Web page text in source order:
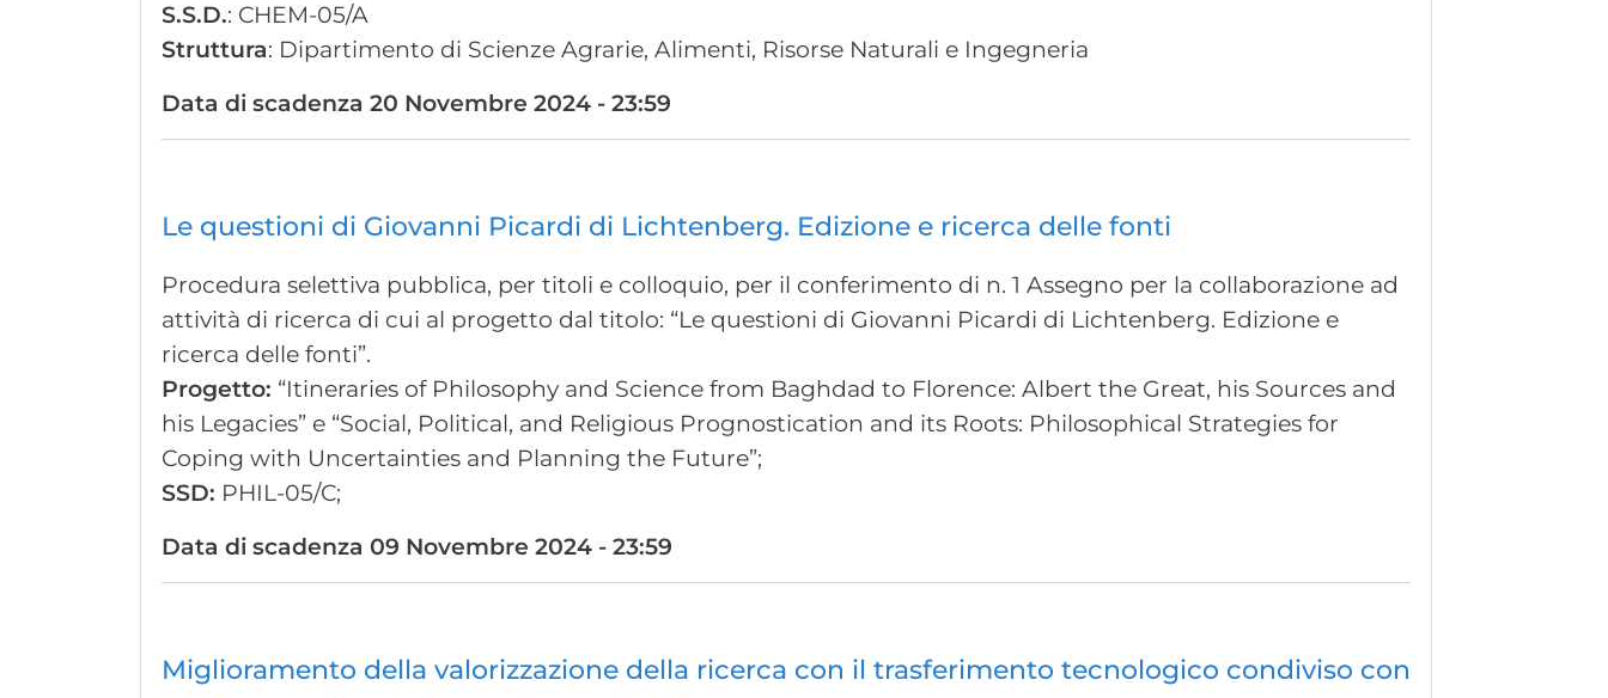
S.S.D.: CHEM-05/A
Struttura: Dipartimento di Scienze Agrarie, Alimenti, Risorse Naturali e Ingegneria
Data di scadenza 20 Novembre 2024 - 23:59
Le questioni di Giovanni Picardi di Lichtenberg. Edizione e ricerca delle fonti
Procedura selettiva pubblica, per titoli e colloquio, per il conferimento di n. 1 Assegno per la collaborazione ad
attività di ricerca di cui al progetto dal titolo: “Le questioni di Giovanni Picardi di Lichtenberg. Edizione e
ricerca delle fonti”.
Progetto: “Itineraries of Philosophy and Science from Baghdad to Florence: Albert the Great, his Sources and
his Legacies” e “Social, Political, and Religious Prognostication and its Roots: Philosophical Strategies for
Coping with Uncertainties and Planning the Future”;
SSD: PHIL-05/C;
Data di scadenza 09 Novembre 2024 - 23:59
Miglioramento della valorizzazione della ricerca con il trasferimento tecnologico condiviso con